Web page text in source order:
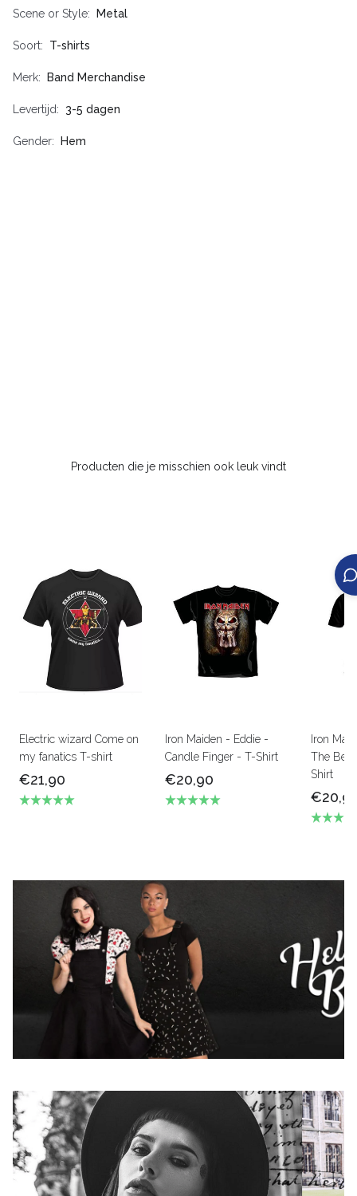
Scene or Style Metal
Soort T-shirts
Merk Band Merchandise
Levertijd 3-5 dagen
Gender Hem
Producten die je misschien ook leuk vindt
Electric wizard Come on
my fanatics T-shirt
€21,90
Iron Maiden - Eddie -
Candle Finger - T-Shirt
€20,90
Iron
The
Shirt